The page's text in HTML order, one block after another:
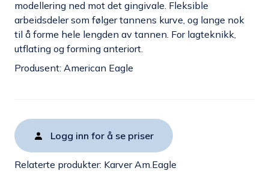
modellering ned mot det gingivale. Fleksible
arbeidsdeler som følger tannens kurve, og lange nok
til å forme hele lengden av tannen. For lagteknikk,
utflating og forming anteriort.
Produsent: American Eagle
Logg inn for å se priser
Relaterte produkter: Karver Am.Eagle